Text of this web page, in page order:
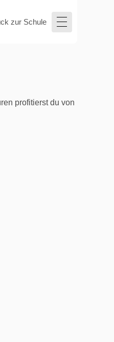
zur Schule
profitierst du von